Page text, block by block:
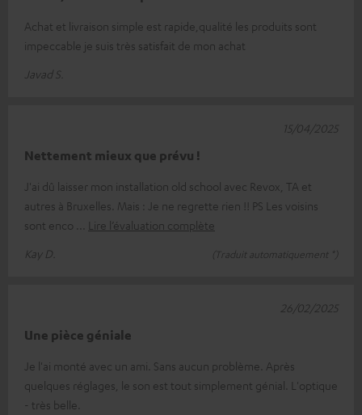
Achat et livraison simple est rapide,qualité les produits sont
impeccable je suis très satisfait de mon achat
Javad S.
Nettement mieux que prévu !
J'ai dû laisser mon installation old school avec Revox, TA et
autres à Bruxelles. Mais : Je ne regrette rien !! PS Les voisins
sont enco
Lire l’évaluation complète
Kay D.
(Traduit automatiquement *)
15/04/2025
Une pièce géniale
Je l'ai monté avec un ami. Sans aucun problème. Après
quelques réglages, le son est tout simplement génial. L'optique
- très belle.
26/02/2025